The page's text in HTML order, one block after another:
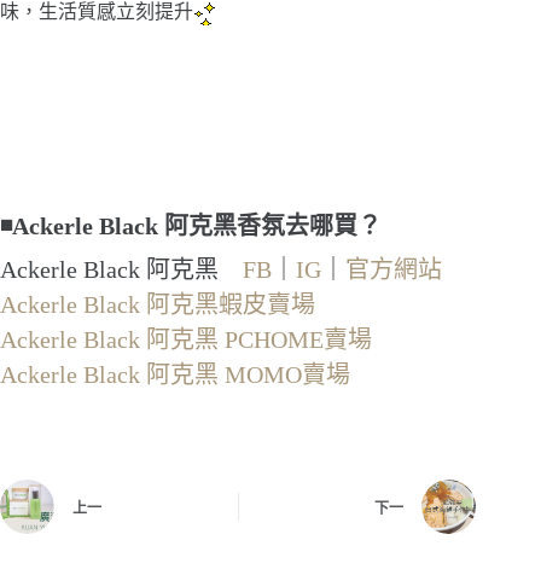
味，生活質感立刻提升
◾Ackerle Black 阿克黑香氛去哪買？
Ackerle Black 阿克黑 FB IG
官方網站
Ackerle Black 阿克黑蝦皮賣場
Ackerle Black 阿克黑 PCHOME賣場
Ackerle Black 阿克黑 MOMO賣場
上一 下一